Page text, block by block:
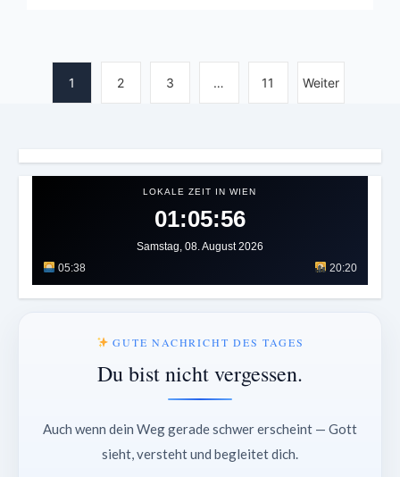
1 2 3 … 11 Weiter
LOKALE ZEIT IN WIEN
01:05:59
Samstag, 08. August 2026
05:38
20:20
GUTE NACHRICHT DES TAGES
Du bist nicht vergessen.
Auch wenn dein Weg gerade schwer erscheint — Gott
sieht, versteht und begleitet dich.